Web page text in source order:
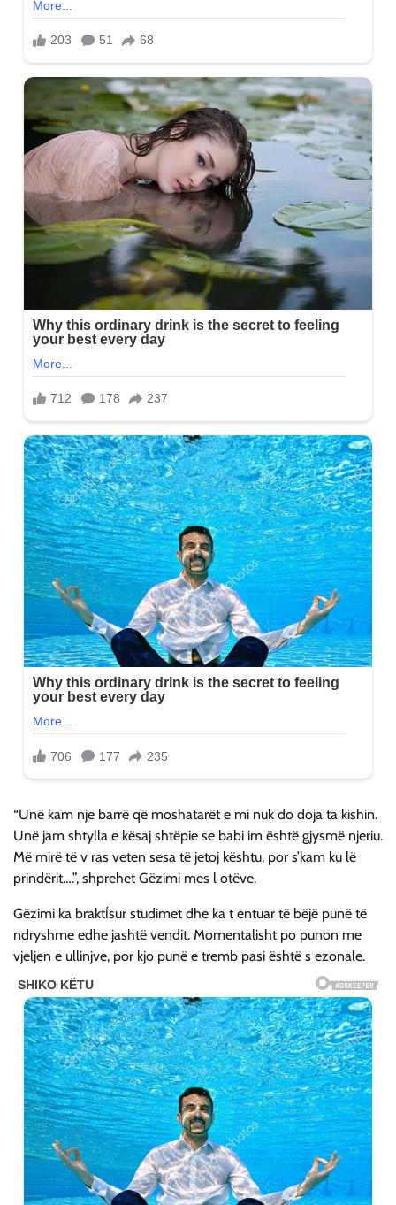
“Unë kam nje barrë që moshatarët e mi nuk do doja ta kishin.
Unë jam shtylla e kësaj shtëpie se babi im është gjysmë njeriu.
Më mirë të v ras veten sesa të jetoj kështu, por s’kam ku lë
prindërit….”, shprehet Gëzimi mes l otëve.
Gëzimi ka braktίsur studimet dhe ka t entuar të bëjë punë të
ndryshme edhe jashtë vendit. Momentalisht po punon me
vjeljen e ullinjve, por kjo punë e tremb pasi është s ezonale.